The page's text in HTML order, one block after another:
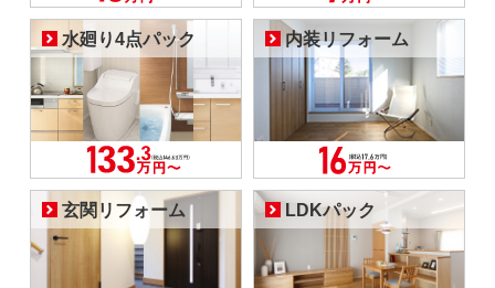
水廻り4点パック 内装リフォーム
玄関リフォーム LDKパック